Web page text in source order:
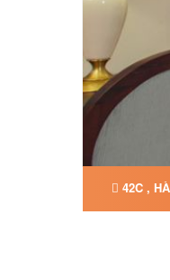
42C ,